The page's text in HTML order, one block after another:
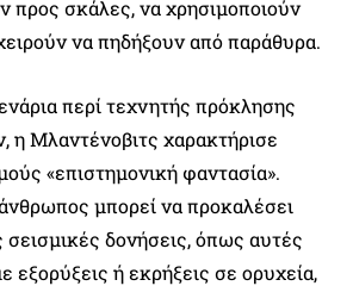
προς σκάλες, να χρησιμοποιούν
να πηδήξουν από παράθυρα.
περί τεχνητής πρόκλησης
η Μλαντένοβιτς χαρακτήρισε
«επιστημονική φαντασία».
μπορεί να προκαλέσει
δονήσεις, όπως αυτές
εξορύξεις ή εκρήξεις σε ορυχεία,